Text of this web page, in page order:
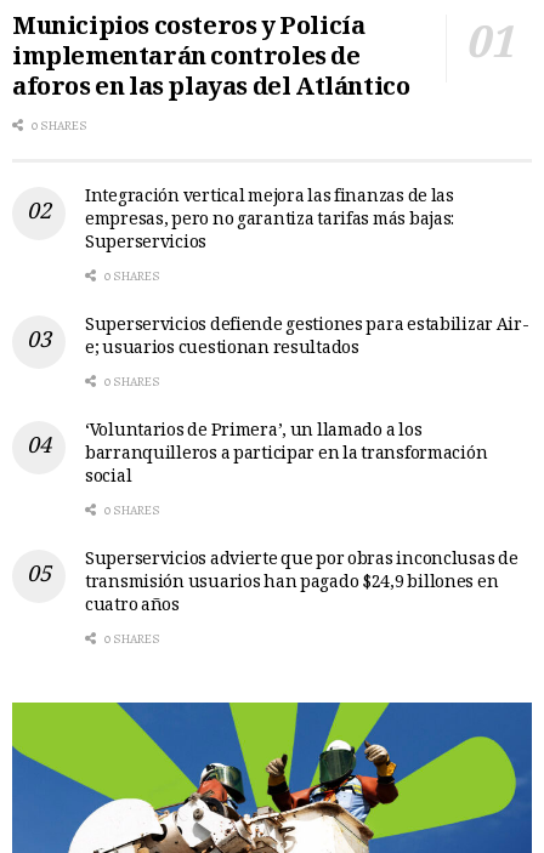
Municipios costeros y Policía
implementarán controles de
aforos en las playas del Atlántico
0 SHARES
Integración vertical mejora las finanzas de las
empresas, pero no garantiza tarifas más bajas:
Superservicios
0 SHARES
Superservicios defiende gestiones para estabilizar Air-
e; usuarios cuestionan resultados
0 SHARES
‘Voluntarios de Primera’, un llamado a los
barranquilleros a participar en la transformación
social
0 SHARES
Superservicios advierte que por obras inconclusas de
transmisión usuarios han pagado $24,9 billones en
cuatro años
0 SHARES